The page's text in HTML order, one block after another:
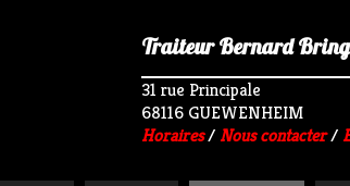
Traiteur Bernard
31 rue Principale
68116 GUEWENHEIM
Horaires/ Nous contacter/